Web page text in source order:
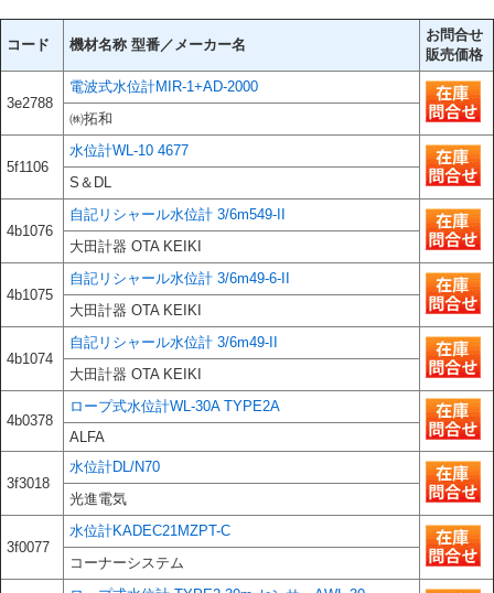
コード 機材名称 型番／メーカー名
お問合せ
販売価格
3e2788
電波式水位計MIR-1+AD-2000
㈱拓和
5f1106
水位計WL-10 4677
S＆DL
4b1076
自記リシャール水位計 3/6m549-II
大田計器 OTA KEIKI
4b1075
自記リシャール水位計 3/6m49-6-II
大田計器 OTA KEIKI
4b1074
自記リシャール水位計 3/6m49-II
大田計器 OTA KEIKI
4b0378
ロープ式水位計WL-30A TYPE2A
ALFA
3f3018
水位計DL/N70
光進電気
3f0077
水位計KADEC21MZPT-C
コーナーシステム